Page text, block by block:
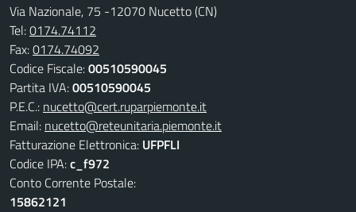
Via Nazionale, 75 -12070 Nucetto (CN)
Tel:0174.74112
Fax:0174.74092
Codice Fiscale:00510590045
Partita IVA:00510590045
P.E.C.: nucetto@cert.ruparpiemonte.it
Email: nucetto@reteunitaria.piemonte.it
Fatturazione Elettronica: UFPFLI
Codice IPA:c_f972
Conto Corrente Postale:
15862121